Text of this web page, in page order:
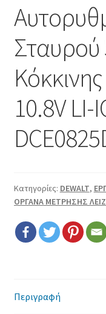
Καλάθι
Παραγγελία
Σταυρού
10.8V
Κατηγορίες: DEWALT,
ΟΡΓΑΝΑ ΜΕΤΡΗΣΗΣ
Περιγραφή